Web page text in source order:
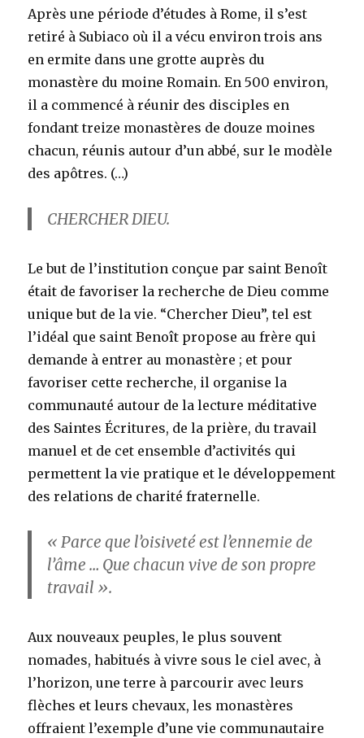
Après une période d’études à Rome, il s’est
retiré à Subiaco où il a vécu environ trois ans
en ermite dans une grotte auprès du
monastère du moine Romain. En 500 environ,
il a commencé à réunir des disciples en
fondant treize monastères de douze moines
chacun, réunis autour d’un abbé, sur le modèle
des apôtres. (…)
CHERCHER DIEU.
Le but de l’institution conçue par saint Benoît
était de favoriser la recherche de Dieu comme
unique but de la vie. “Chercher Dieu”, tel est
l’idéal que saint Benoît propose au frère qui
demande à entrer au monastère ; et pour
favoriser cette recherche, il organise la
communauté autour de la lecture méditative
des Saintes Écritures, de la prière, du travail
manuel et de cet ensemble d’activités qui
permettent la vie pratique et le développement
des relations de charité fraternelle.
« Parce que l’oisiveté est l’ennemie de
l’âme … Que chacun vive de son propre
travail ».
Aux nouveaux peuples, le plus souvent
nomades, habitués à vivre sous le ciel avec, à
l’horizon, une terre à parcourir avec leurs
flèches et leurs chevaux, les monastères
offraient l’exemple d’une vie communautaire